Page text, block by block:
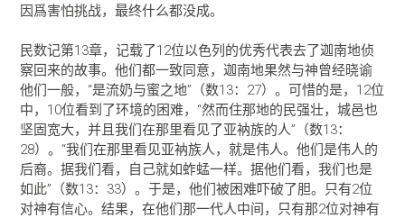
因爲害怕挑战，最终什么都没成。
民数记第13章，记载了12位以色列的优秀代表去了迦南地侦
察回来的故事。他们都一致同意，迦南地果然与神曾经晓谕
他们一般，“是流奶与蜜之地”（数13：27）。可惜的是，12位
中，10位看到了环境的困难，“然而住那地的民强壮，城邑也
坚固宽大，并且我们在那里看见了亚衲族的人”（数13：
28）。“我们在那里看见亚衲族人，就是伟人。他们是伟人的
后裔。据我们看，自己就如蚱蜢一样。据他们看，我们也是
如此”（数13：33）。于是，他们被困难吓破了胆。只有2位
对神有信心。结果，在他们那一代人中间，只有那2位对神有